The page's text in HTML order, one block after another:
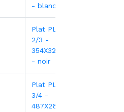
- blanc
Plat PLEXI.GN
2/3 -
354X325X80mm
- noir
Plat PLEXI.GN
3/4 -
487X265X17mm